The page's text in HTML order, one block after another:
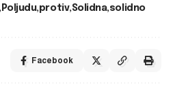
Poljudu protiv Solidna solidno
Facebook